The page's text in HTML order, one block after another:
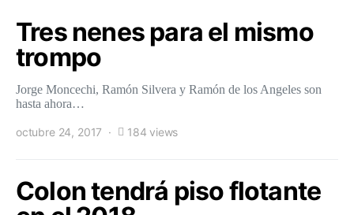
Tres nenes para el mismo
trompo
Jorge Moncechi, Ramón Silvera y Ramón de los Angeles son
hasta ahora…
octubre 24, 2017 184 views
Colon tendrá piso flotante